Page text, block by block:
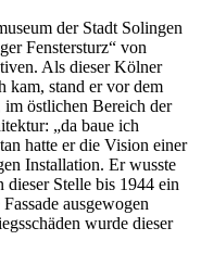
der Stadt Solingen
Fenstersturz“ von
Als dieser Kölner
kam, stand er vor dem
im östlichen Bereich der
„da baue ich
hatte er die Vision einer
Installation. Er wusste
dieser Stelle bis 1944 ein
ausgewogen
wurde dieser